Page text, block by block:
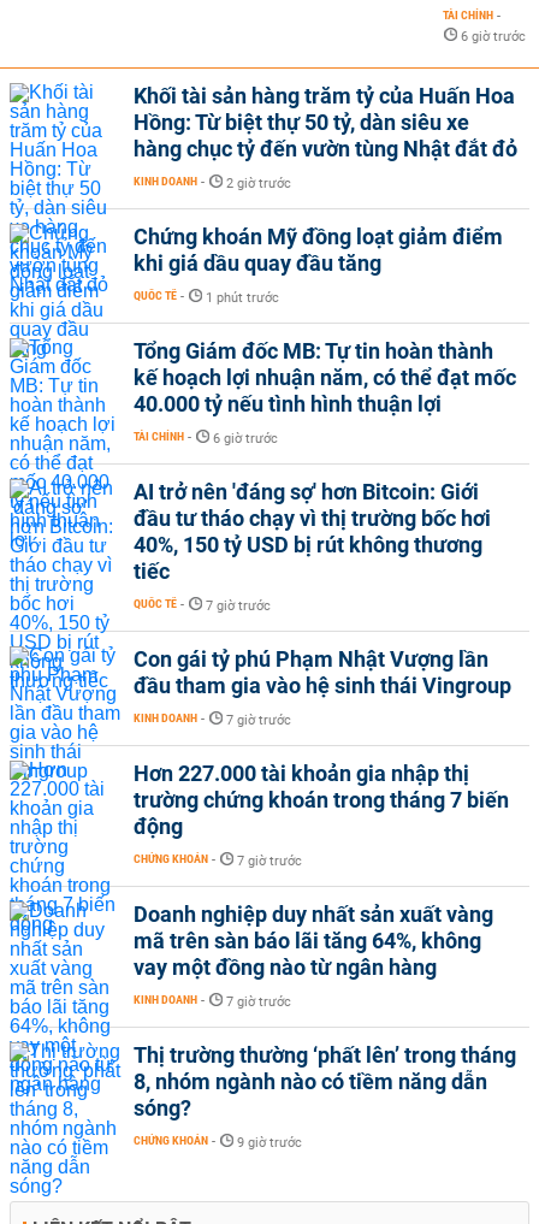
TÀI CHÍNH -
6 giờ trước
Khối tài sản hàng trăm tỷ của Huấn Hoa
Hồng: Từ biệt thự 50 tỷ, dàn siêu xe
hàng chục tỷ đến vườn tùng Nhật đắt đỏ
KINH DOANH - 2 giờ trước
Chứng khoán Mỹ đồng loạt giảm điểm
khi giá dầu quay đầu tăng
QUỐC TẾ - 1 phút trước
Tổng Giám đốc MB: Tự tin hoàn thành
kế hoạch lợi nhuận năm, có thể đạt mốc
40.000 tỷ nếu tình hình thuận lợi
TÀI CHÍNH - 6 giờ trước
AI trở nên 'đáng sợ' hơn Bitcoin: Giới
đầu tư tháo chạy vì thị trường bốc hơi
40%, 150 tỷ USD bị rút không thương
tiếc
QUỐC TẾ - 7 giờ trước
Con gái tỷ phú Phạm Nhật Vượng lần
đầu tham gia vào hệ sinh thái Vingroup
KINH DOANH - 7 giờ trước
Hơn 227.000 tài khoản gia nhập thị
trường chứng khoán trong tháng 7 biến
động
CHỨNG KHOÁN - 7 giờ trước
Doanh nghiệp duy nhất sản xuất vàng
mã trên sàn báo lãi tăng 64%, không
vay một đồng nào từ ngân hàng
KINH DOANH - 7 giờ trước
Thị trường thường ‘phất lên’ trong tháng
8, nhóm ngành nào có tiềm năng dẫn
sóng?
CHỨNG KHOÁN - 9 giờ trước